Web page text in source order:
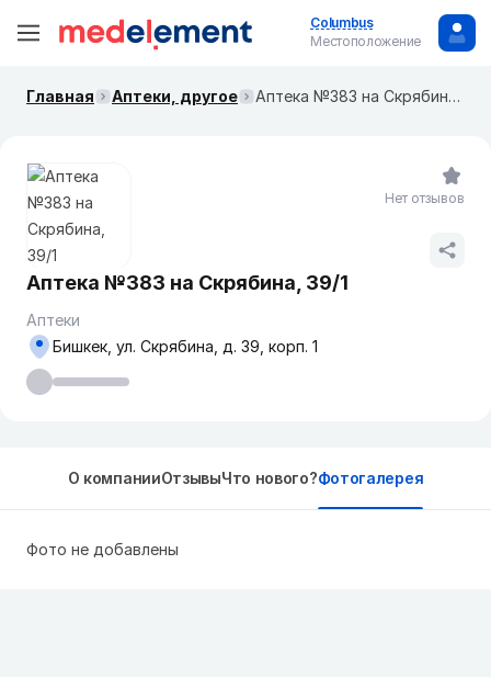
Columbus
Местоположение
Главная Аптеки, другое Аптека №383 на ​Скрябина, 39/1
Аптека №383 на ​Скрябина, 39/1
Аптеки
Бишкек, ​ул. Скрябина, д. 39, корп. 1
Нет отзывов
О компанииОтзывыЧто нового?Фотогалерея
Фото не добавлены